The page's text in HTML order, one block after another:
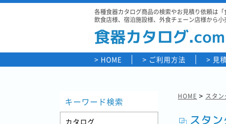
各種食器カタログ商品の検索やお見積り依頼は「
飲食店様、宿泊施設様、外食チェーン店様から
食器カタログ.com
HOME ご利用方法 見
キーワード検索
カタログ
HOME > スタ
スタ